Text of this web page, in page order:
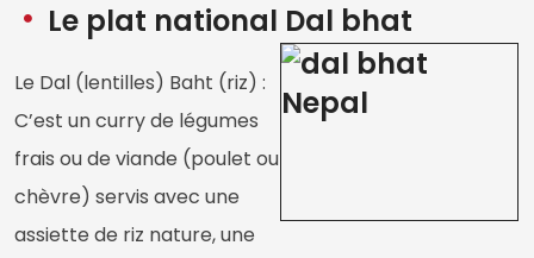
Le plat national Dal bhat
Le Dal (lentilles) Baht (riz) :
C’est un curry de légumes
frais ou de viande (poulet ou
chèvre) servis avec une
assiette de riz nature, une